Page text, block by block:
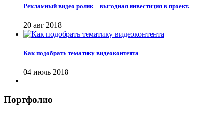
Рекламный видео ролик – выгодная инвестиция в проект.
20 авг 2018
Как подобрать тематику видеоконтента
04 июль 2018
Портфолио